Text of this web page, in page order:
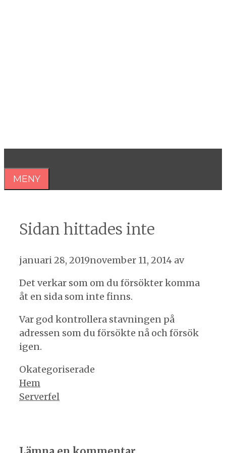
MENY
Sidan hittades inte
januari 28, 2019november 11, 2014 av
Det verkar som om du försökter komma
åt en sida som inte finns.
Var god kontrollera stavningen på
adressen som du försökte nå och försök
igen.
Kategorier
Okategoriserade
Inläggsnavigering
Hem
Serverfel